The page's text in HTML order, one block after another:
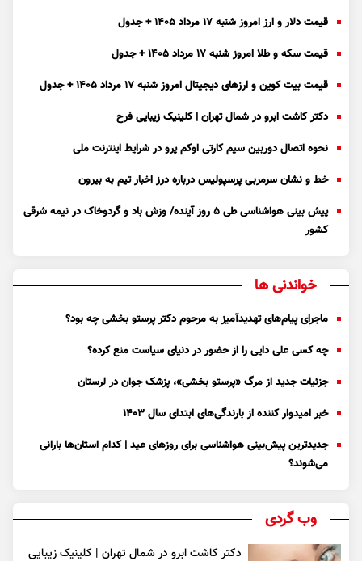
قیمت دلار و ارز امروز شنبه ۱۷ مرداد ۱۴۰۵ + جدول
قیمت سکه و طلا امروز شنبه ۱۷ مرداد ۱۴۰۵ + جدول
قیمت بیت کوین و ارز‌های دیجیتال امروز شنبه ۱۷ مرداد ۱۴۰۵ + جدول
دکتر کاشت ابرو در شمال تهران | کلینیک زیبایی فرح
نحوه اتصال دوربین سیم کارتی اوکم پرو در شرایط اینترنت ملی
خط و نشان سرمربی پرسپولیس درباره درز اخبار تیم به بیرون
پیش بینی هواشناسی طی ۵ روز آینده/ وزش باد و گردوخاک در نیمه شرقی
کشور
خواندنی ها
ماجرای پیام‌های تهدیدآمیز به مرحوم دکتر پرستو بخشی چه بود؟
چه کسی علی دایی را از حضور در دنیای سیاست منع کرده؟
جزئیات جدید از مرگ «پرستو بخشی»، پزشک جوان در لرستان
خبر امیدوار کننده از بارندگی‌های ابتدای سال ۱۴۰۳
جدیدترین پیش‌بینی هواشناسی برای روزهای عید | کدام استان‌ها بارانی
می‌شوند؟
وب گردی
دکتر کاشت ابرو در شمال تهران | کلینیک زیبایی